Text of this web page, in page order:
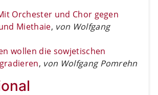
Orchester und Chor gegen
Miethaie, von Wolfgang
wollen die sowjetischen
, von Wolfgang Pomrehn